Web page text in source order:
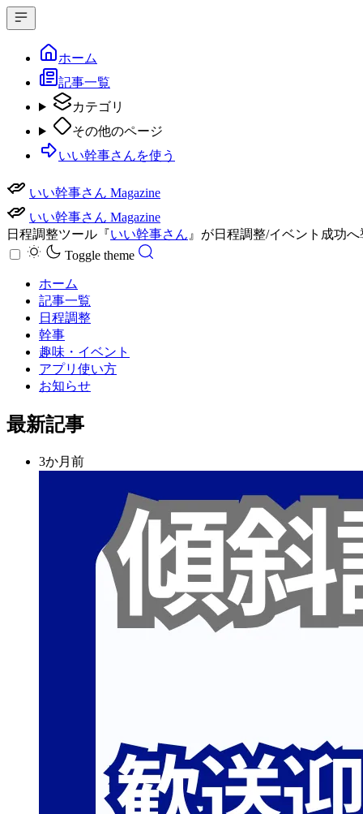
ホーム
記事一覧
カテゴリ
その他のページ
いい幹事さんを使う
いい幹事さん Magazine
いい幹事さん Magazine
日程調整ツール『いい幹事さん 』が日程調整/イベント成功
Toggle theme
ホーム
記事一覧
日程調整
幹事
趣味・イベント
アプリ使い方
お知らせ
最新記事